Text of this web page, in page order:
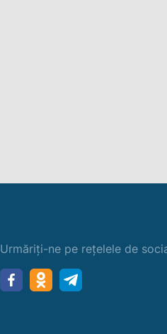
Urmăriți-ne pe rețelele de